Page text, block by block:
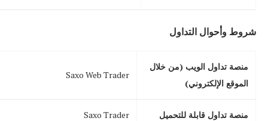
شروط وأحوال التداول
منصة تداول الويب (من خلال
الموقع الإلكتروني)
Saxo Web Trader
منصة تداول قابلة للتحميل Saxo Trader